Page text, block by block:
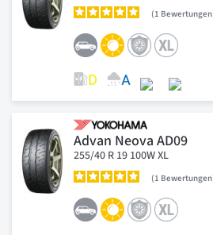
1 Bewertungen
Advan Neova AD09
255/40 R 19 100W XL
1 Bewertungen